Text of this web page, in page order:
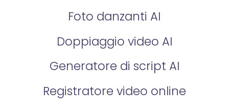
Foto danzanti AI
Doppiaggio video AI
Generatore di script AI
Registratore video online